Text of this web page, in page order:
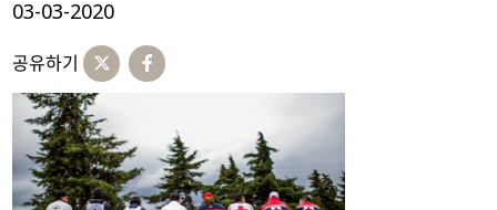
03-03-2020
공유하기